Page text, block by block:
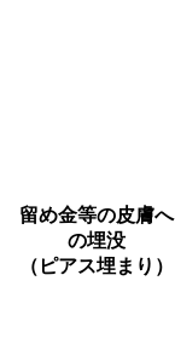
留め金等の皮膚へ
の埋没
（ピアス埋まり）